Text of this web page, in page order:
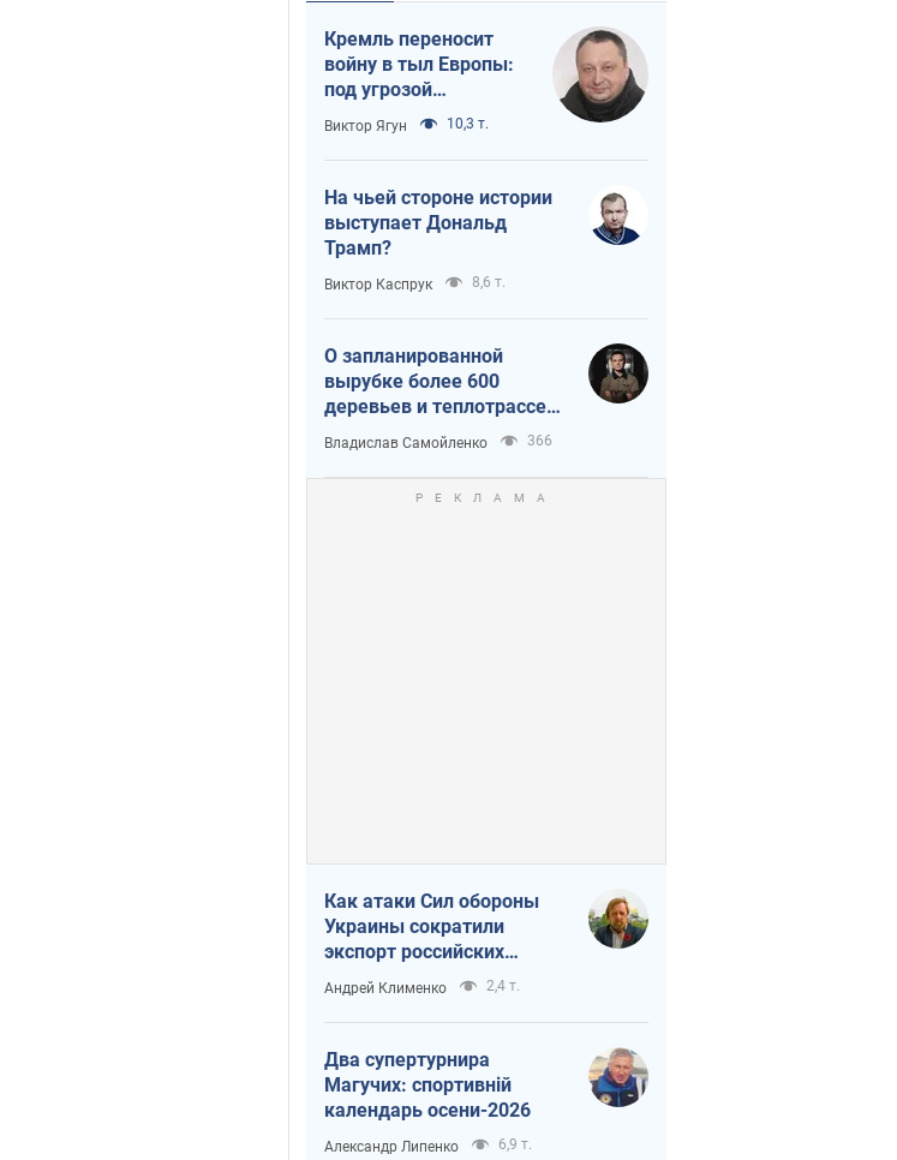
Кремль переносит
войну в тыл Европы:
под угрозой
критическая
логистика
Виктор Ягун 10,3 т.
На чьей стороне истории
выступает Дональд
Трамп?
Виктор Каспрук 8,6 т.
О запланированной
вырубке более 600
деревьев и теплотрассе:
что происходит на
Теремках в Киеве
Владислав Самойленко 366
Как атаки Сил обороны
Украины сократили
экспорт российских
нефтепродуктов
Андрей Клименко 2,4 т.
Два супертурнира
Магучих: спортивній
календарь осени-2026
Александр Липенко 6,9 т.